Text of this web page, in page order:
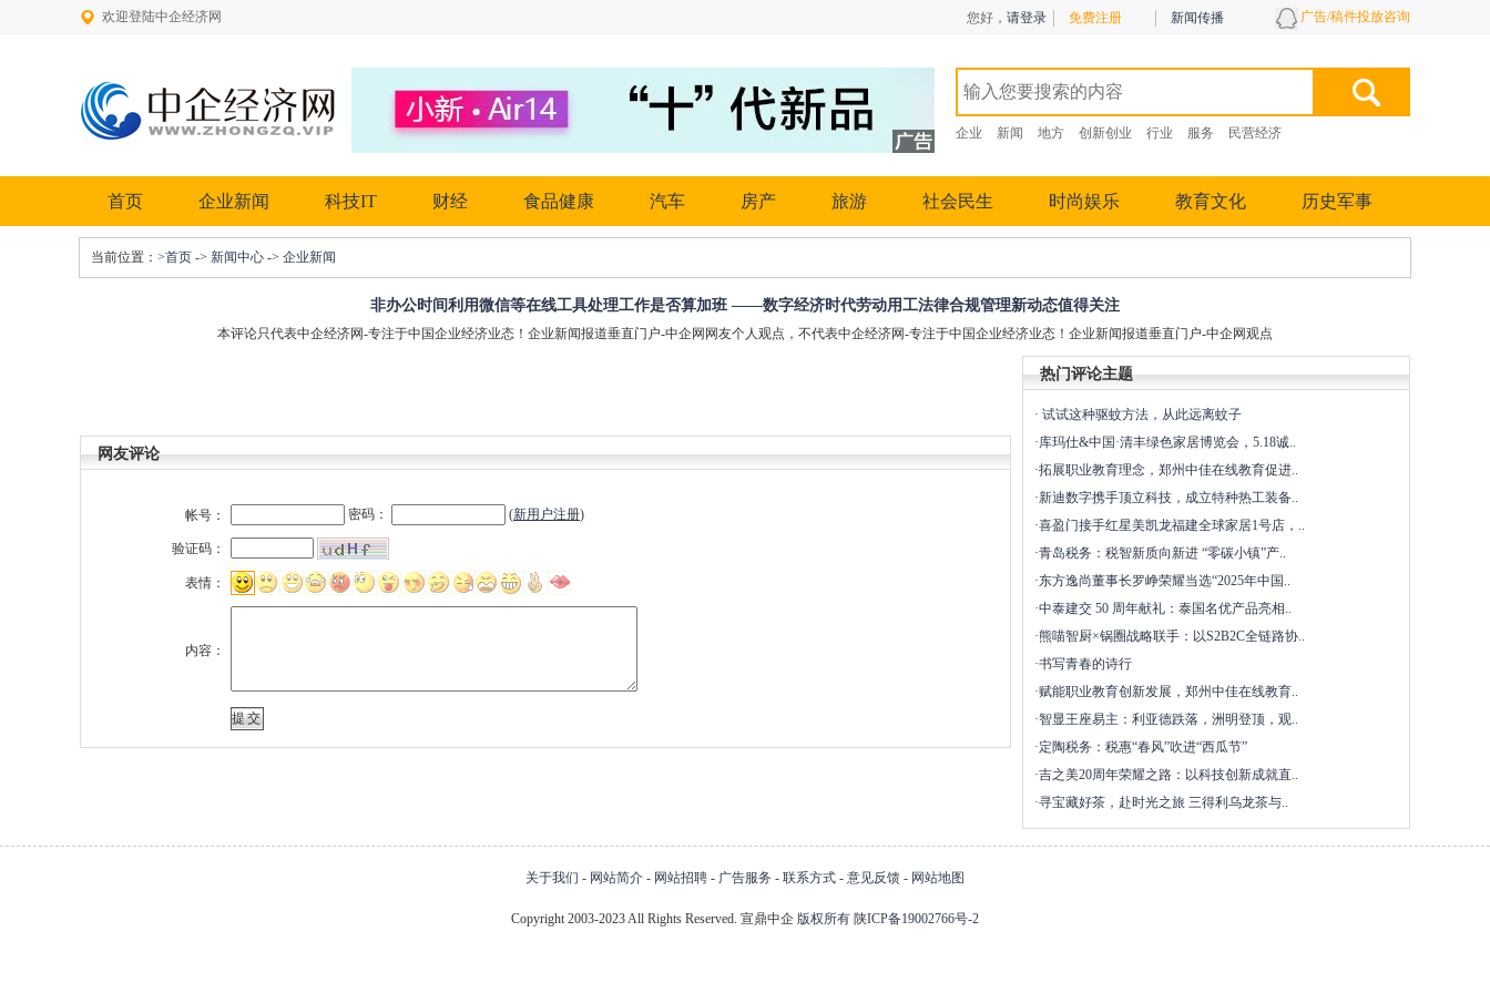
欢迎登陆中企经济网 您好， 请登录 免费注册 新闻传播 广告/稿件投放咨询
企业 新闻 地方 创新创业 行业 服务 民营经济
首页 企业新闻 科技IT 财经 食品健康 汽车 房产 旅游 社会民生 时尚娱乐 教育文化 历史军事
当前位置： >首页 -> 新闻中心 -> 企业新闻
非办公时间利用微信等在线工具处理工作是否算加班 ——数字经济时代劳动用工法律合规管理新动态值得关注
本评论只代表中企经济网-专注于中国企业经济业态！企业新闻报道垂直门户-中企网网友个人观点，不代表中企经济网-专注于中国企业经济业态！企业新闻报道垂直门户-中企网观点
网友评论
帐号： 密码： (新用户注册)
验证码：
表情：
内容：
热门评论主题
· 试试这种驱蚊方法，从此远离蚊子
·库玛仕&中国·清丰绿色家居博览会，5.18诚..
·拓展职业教育理念，郑州中佳在线教育促进..
·新迪数字携手顶立科技，成立特种热工装备..
·喜盈门接手红星美凯龙福建全球家居1号店，..
·青岛税务：税智新质向新进 “零碳小镇”产..
·东方逸尚董事长罗峥荣耀当选“2025年中国..
·中泰建交 50 周年献礼：泰国名优产品亮相..
·熊喵智厨×锅圈战略联手：以S2B2C全链路协..
·书写青春的诗行
·赋能职业教育创新发展，郑州中佳在线教育..
·智显王座易主：利亚德跌落，洲明登顶，观..
·定陶税务：税惠“春风”吹进“西瓜节”
·吉之美20周年荣耀之路：以科技创新成就直..
·寻宝藏好茶，赴时光之旅 三得利乌龙茶与..
关于我们 - 网站简介 - 网站招聘 - 广告服务 - 联系方式 - 意见反馈 - 网站地图
Copyright 2003-2023 All Rights Reserved. 宣鼎中企 版权所有 陕ICP备19002766号-2